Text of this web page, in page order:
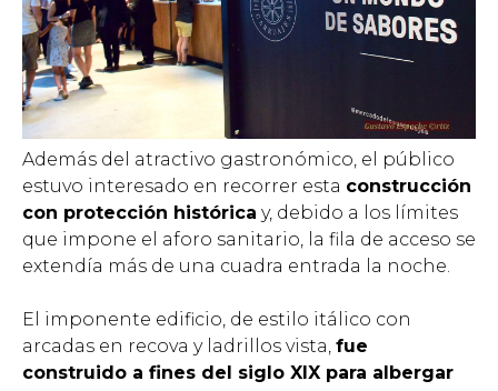
Además del atractivo gastronómico, el público
estuvo interesado en recorrer esta construcción
con protección histórica y, debido a los límites
que impone el aforo sanitario, la fila de acceso se
extendía más de una cuadra entrada la noche.
El imponente edificio, de estilo itálico con
arcadas en recova y ladrillos vista, fue
construido a fines del siglo XIX para albergar